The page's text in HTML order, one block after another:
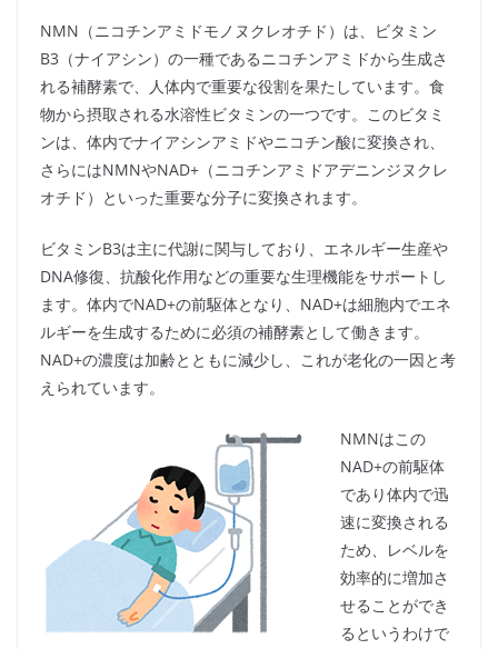
NMN（ニコチンアミドモノヌクレオチド）は、ビタミン
B3（ナイアシン）の一種であるニコチンアミドから生成さ
れる補酵素で、人体内で重要な役割を果たしています。食
物から摂取される水溶性ビタミンの一つです。このビタミ
ンは、体内でナイアシンアミドやニコチン酸に変換され、
さらにはNMNやNAD+（ニコチンアミドアデニンジヌクレ
オチド）といった重要な分子に変換されます。
ビタミンB3は主に代謝に関与しており、エネルギー生産や
DNA修復、抗酸化作用などの重要な生理機能をサポートし
ます。体内でNAD+の前駆体となり、NAD+は細胞内でエネ
ルギーを生成するために必須の補酵素として働きます。
NAD+の濃度は加齢とともに減少し、これが老化の一因と考
えられています。
NMNはこの
NAD+の前駆体
であり体内で迅
速に変換される
ため、レベルを
効率的に増加さ
せることができ
るというわけで